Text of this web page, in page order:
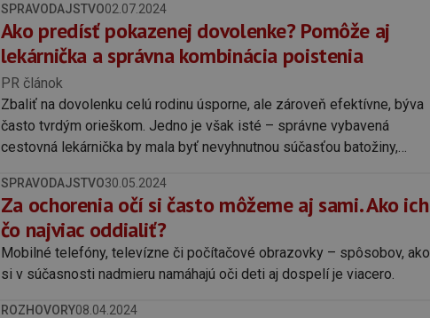
SPRAVODAJSTVO02.07.2024
Ako predísť pokazenej dovolenke? Pomôže aj
lekárnička a správna kombinácia poistenia
PR článok
Zbaliť na dovolenku celú rodinu úsporne, ale zároveň efektívne, býva
často tvrdým orieškom. Jedno je však isté – správne vybavená
cestovná lekárnička by mala byť nevyhnutnou súčasťou batožiny,
SPRAVODAJSTVO30.05.2024
Za ochorenia očí si často môžeme aj sami. Ako ich
čo najviac oddialiť?
Mobilné telefóny, televízne či počítačové obrazovky – spôsobov, ako
si v súčasnosti nadmieru namáhajú oči deti aj dospelí je viacero.
ROZHOVORY08.04.2024